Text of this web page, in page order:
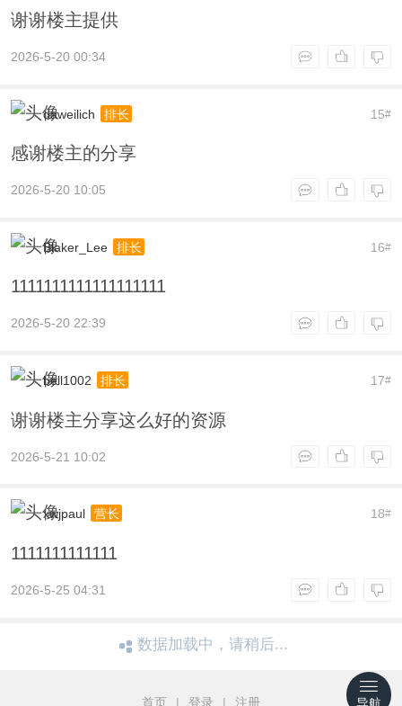
谢谢楼主提供
2026-5-20 00:34
15#
daweilich 排长
感谢楼主的分享
2026-5-20 10:05
16#
Blaker_Lee 排长
1111111111111111111
2026-5-20 22:39
17#
bell1002 排长
谢谢楼主分享这么好的资源
2026-5-21 10:02
18#
xwjpaul 营长
1111111111111
2026-5-25 04:31
数据加载中，请稍后...
首页 | 登录 | 注册